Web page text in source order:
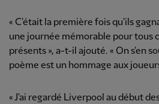
« C'était la première fois qu'ils
une journée mémorable pour tous
présents », a-t-il ajouté. « On s'en
poème est un hommage aux
« J'ai regardé Liverpool au début